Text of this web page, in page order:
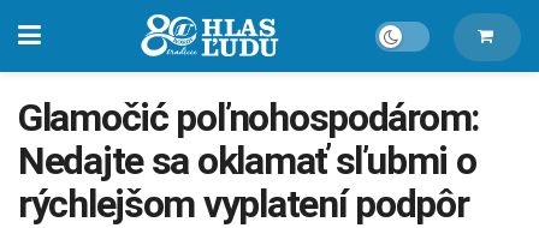
Glamočić poľnohospodárom:
Nedajte sa oklamať sľubmi o
rýchlejšom vyplatení podpôr